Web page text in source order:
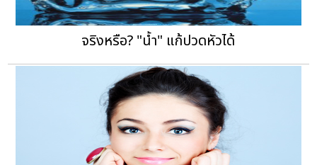
จริงหรือ? "น้ำ" แก้ปวดหัวได้